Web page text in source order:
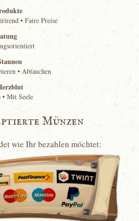
• Faire Preise
• Abtauchen
• Mit Seele
Münzen
wie Ihr bezahlen möchtet: